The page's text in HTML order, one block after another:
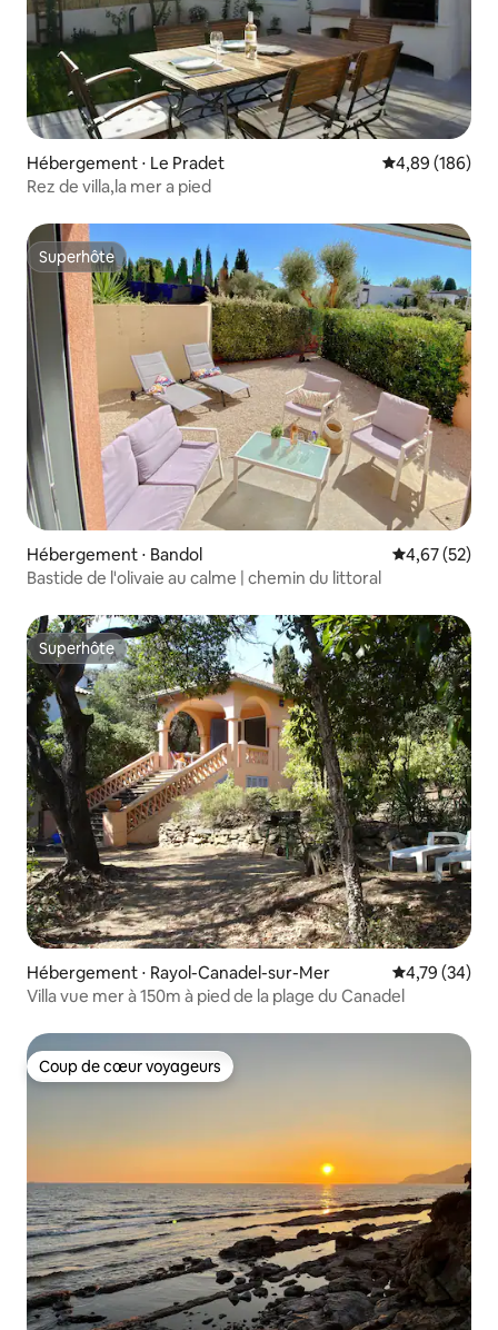
Hébergement ⋅ Le Pradet Évaluation
4,89 (186)
Rez de villa,la mer a pied
Superhôte
Superhôte
Hébergement ⋅ Bandol Évaluation
4,67 (52)
Bastide de l'olivaie au calme | chemin du littoral
Superhôte
Superhôte
Hébergement ⋅ Rayol-Canadel-sur-Mer Évaluation
4,79 (34)
Villa vue mer à 150m à pied de la plage du Canadel
Coup de cœur voyageurs
Coup de cœur voyageurs